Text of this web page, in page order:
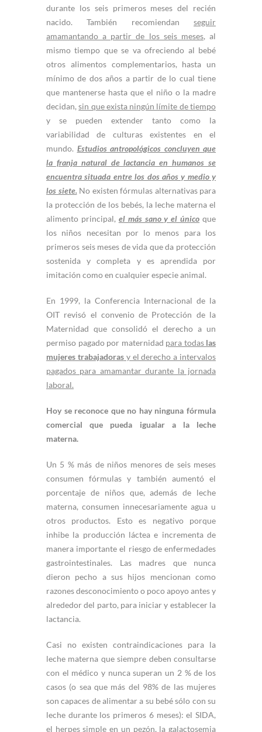
durante los seis primeros meses del recién
nacido. También recomiendan seguir
amamantando a partir de los seis meses, al
mismo tiempo que se va ofreciendo al bebé
otros alimentos complementarios, hasta un
mínimo de dos años a partir de lo cual tiene
que mantenerse hasta que el niño o la madre
decidan,sin que exista ningún límite de tiempo
y se pueden extender tanto como la
variabilidad de culturas existentes en el
mundo. Estudios antropológicos concluyen que
la franja natural de lactancia en humanos se
encuentra situada entre los dos años y medio y
los siete. No existen fórmulas alternativas para
la protección de los bebés, la leche materna el
alimento principal, el más sano y el único que
los niños necesitan por lo menos para los
primeros seis meses de vida que da protección
sostenida y completa y es aprendida por
imitación como en cualquier especie animal.
En 1999, la Conferencia Internacional de la
OIT revisó el convenio de Protección de la
Maternidad que consolidó el derecho a un
permiso pagado por maternidad para todas las
mujeres trabajadorasy el derecho a intervalos
pagados para amamantar durante la jornada
laboral.
Hoy se reconoce que no hay ninguna fórmula
comercial que pueda igualar a la leche
materna.
Un 5 % más de niños menores de seis meses
consumen fórmulas y también aumentó el
porcentaje de niños que, además de leche
materna, consumen innecesariamente agua u
otros productos. Esto es negativo porque
inhibe la producción láctea e incrementa de
manera importante el riesgo de enfermedades
gastrointestinales. Las madres que nunca
dieron pecho a sus hijos mencionan como
razones desconocimiento o poco apoyo antes y
alrededor del parto, para iniciar y establecer la
lactancia.
Casi no existen contraindicaciones para la
leche materna que siempre deben consultarse
con el médico y nunca superan un 2 % de los
casos (o sea que más del 98% de las mujeres
son capaces de alimentar a su bebé sólo con su
leche durante los primeros 6 meses): el SIDA,
el herpes simple en un pezón, la galactosemia